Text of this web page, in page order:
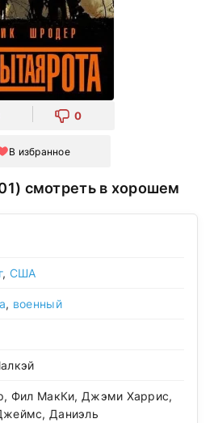
0
В избранное
, США
, военный
Фил МакКи, Джэми Харрис,
Даниэль